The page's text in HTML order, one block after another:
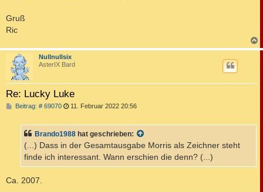
Gruß
Ric
a
Nullnullsix
AsterIX Bard
Re: Lucky Luke
Beitrag: # 69070B
r
a
11. Februar 2022 20:56
Brando1988 hat geschrieben:
(...) Dass in der Gesamtausgabe Morris als Zeichner steht
finde ich interessant. Wann erschien die denn? (...)
Ca. 2007.